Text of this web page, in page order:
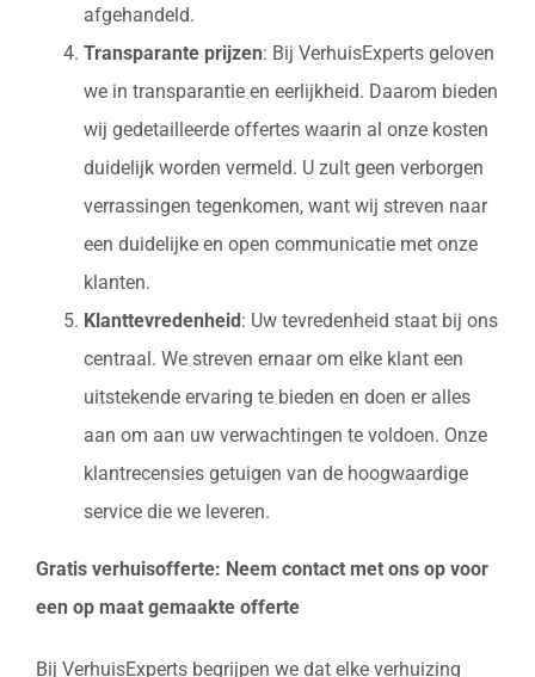
afgehandeld.
Transparante prijzen: Bij VerhuisExperts geloven
we in transparantie en eerlijkheid. Daarom bieden
wij gedetailleerde offertes waarin al onze kosten
duidelijk worden vermeld. U zult geen verborgen
verrassingen tegenkomen, want wij streven naar
een duidelijke en open communicatie met onze
klanten.
Klanttevredenheid : Uw tevredenheid staat bij ons
centraal. We streven ernaar om elke klant een
uitstekende ervaring te bieden en doen er alles
aan om aan uw verwachtingen te voldoen. Onze
klantrecensies getuigen van de hoogwaardige
service die we leveren.
Gratis verhuisofferte: Neem contact met ons op voor
een op maat gemaakte offerte
Bij VerhuisExperts begrijpen we dat elke verhuizing